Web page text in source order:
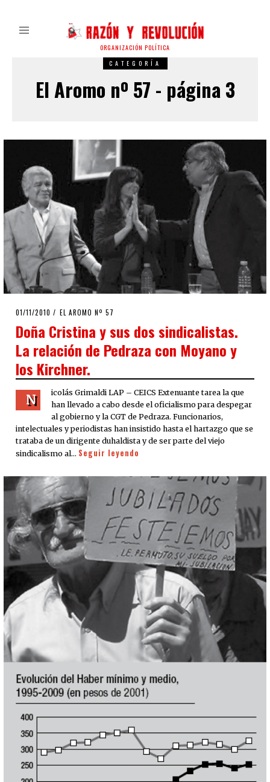
ORGANIZACIÓN POLÍTICA
CATEGORÍA
El Aromo nº 57 - página 3
POSTED
01/11/2010 08/08/2020
EL AROMO Nº 57
Doña Cristina y sus dos sindicalistas.
La relación de Pedraza con Moyano y
los Kirchner.
N
icolás Grimaldi LAP – CEICS Extenuante tarea la que
han llevado a cabo desde el oficialismo para despegar
al gobierno y la CGT de Pedraza. Funcionarios,
intelectuales y periodistas han insistido hasta el hartazgo que se
trataba de un dirigente duhaldista y de ser parte del viejo
sindicalismo al… Seguir leyendo